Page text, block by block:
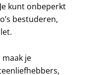
kunt onbeperkt
bestuderen,
maak je